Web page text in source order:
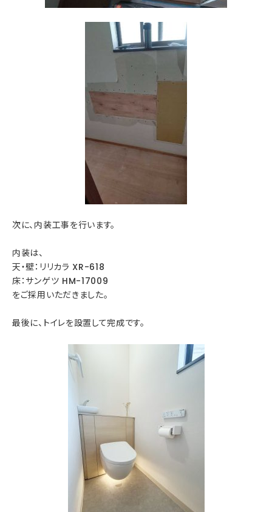
次に、内装工事を行います。
内装は、
天・壁：リリカラ XR-618
床：サンゲツ HM-17009
をご採用いただきました。
最後に、トイレを設置して完成です。